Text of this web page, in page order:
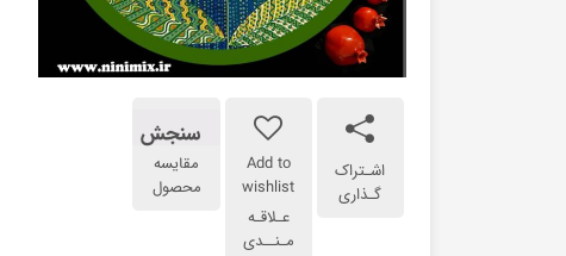
اشـتراک
گـذاری
Add to
wishlist
عـلاقـه
مـنــدی
سنجش
مقایسه
محصول